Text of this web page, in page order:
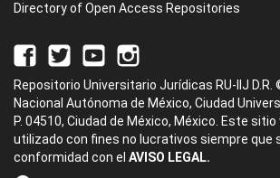
Directory of Open Access Repositories
Repositorio Universitario Jurídicas RU-IIJ D.R.
Nacional Autónoma de México, Ciudad
P. 04510, Ciudad de México, México. Este
utilizado con fines no lucrativos siempre que
conformidad con el AVISO LEGAL.